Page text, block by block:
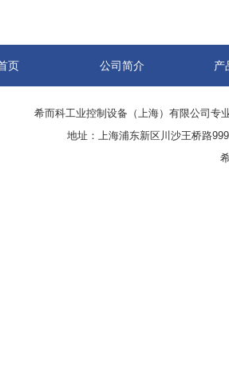
页 公司简介 产
希而科工业控制设备（上海）有限公司专
地址：上海浦东新区川沙王桥路